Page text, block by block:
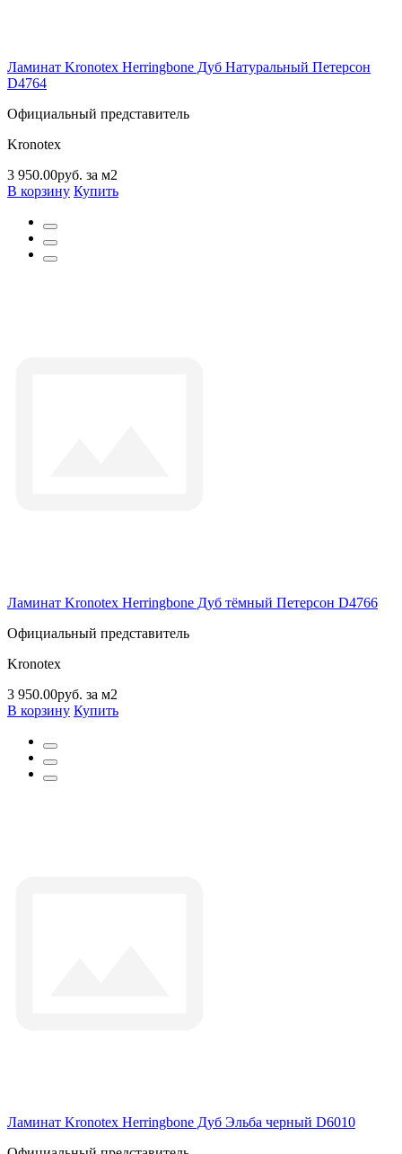
Ламинат Kronotex Herringbone Дуб Натуральный Петерсон
D4764
Официальный представитель
Kronotex
3 950.00руб. за м2
В корзину Купить
Ламинат Kronotex Herringbone Дуб тёмный Петерсон D4766
Официальный представитель
Kronotex
3 950.00руб. за м2
В корзину Купить
Ламинат Kronotex Herringbone Дуб Эльба черный D6010